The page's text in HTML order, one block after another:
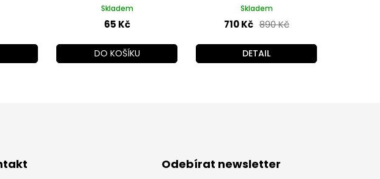
Skladem
65 Kč
DO KOŠÍKU
Skladem
710 Kč 890 Kč
DETAIL
Odebírat newsletter